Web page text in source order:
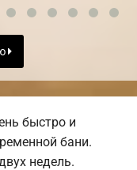
быстро и
бани.
недель.